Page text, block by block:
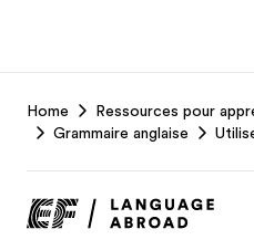
Footer
Home
Ressources pour
Grammaire anglaise